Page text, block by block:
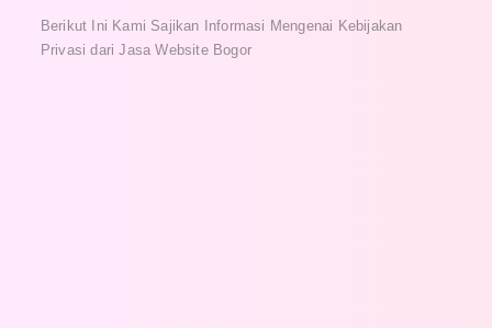
Berikut Ini Kami Sajikan Informasi Mengenai Kebijakan
Privasi dari Jasa Website Bogor